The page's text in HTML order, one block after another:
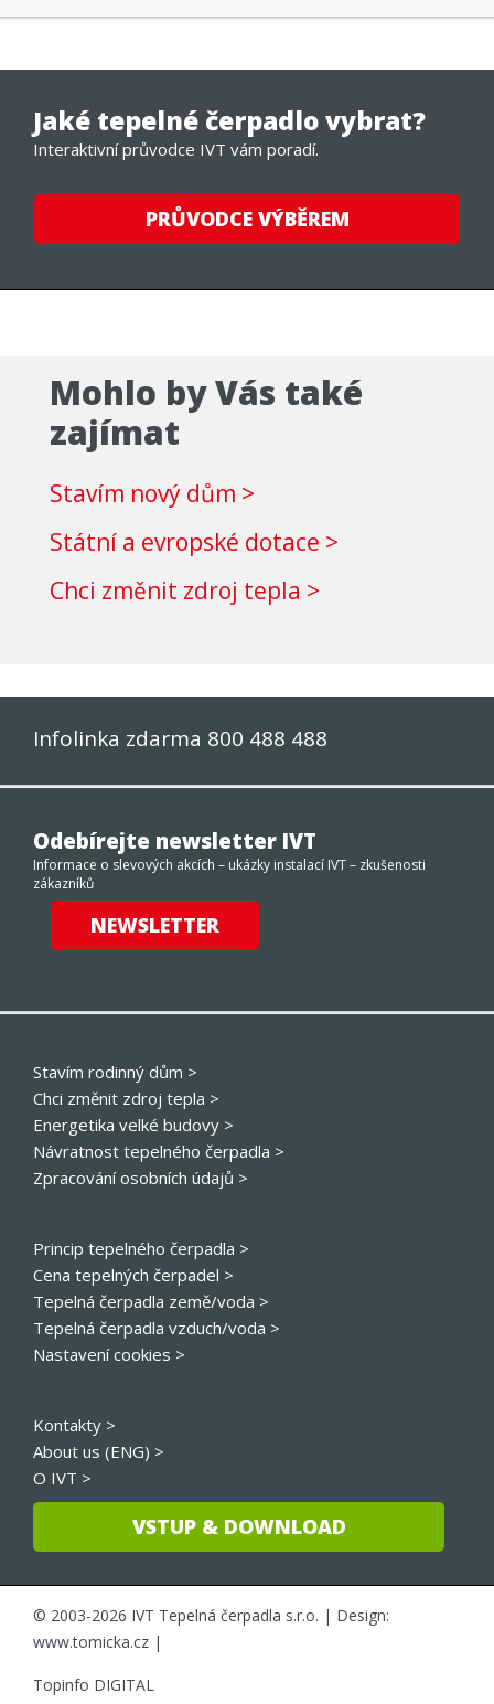
Jaké tepelné čerpadlo vybrat?
Interaktivní průvodce IVT vám poradí.
PRŮVODCE VÝBĚREM
Mohlo by Vás také
zajímat
Stavím nový dům >
Státní a evropské dotace >
Chci změnit zdroj tepla >
Infolinka zdarma 800 488 488
Odebírejte newsletter IVT
Informace o slevových akcích – ukázky instalací IVT – zkušenosti
zákazníků
NEWSLETTER
Stavím rodinný dům >
Chci změnit zdroj tepla >
Energetika velké budovy >
Návratnost tepelného čerpadla >
Zpracování osobních údajů >
Princip tepelného čerpadla >
Cena tepelných čerpadel >
Tepelná čerpadla země/voda >
Tepelná čerpadla vzduch/voda >
Nastavení cookies >
Kontakty >
About us (ENG) >
O IVT >
VSTUP & DOWNLOAD
© 2003-2026 IVT Tepelná čerpadla s.r.o. | Design:
www.tomicka.cz |
Topinfo DIGITAL